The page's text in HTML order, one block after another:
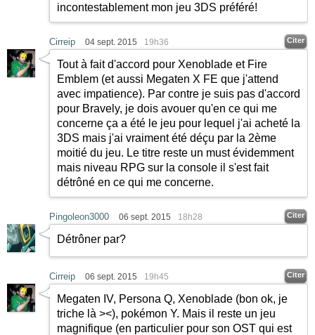
incontestablement mon jeu 3DS préféré!
Cirreip 04 sept. 2015 19h36 Citer
Tout à fait d'accord pour Xenoblade et Fire
Emblem (et aussi Megaten X FE que j'attend
avec impatience). Par contre je suis pas d'accord
pour Bravely, je dois avouer qu'en ce qui me
concerne ça a été le jeu pour lequel j'ai acheté la
3DS mais j'ai vraiment été déçu par la 2ème
moitié du jeu. Le titre reste un must évidemment
mais niveau RPG sur la console il s'est fait
détrôné en ce qui me concerne.
Pingoleon3000 06 sept. 2015 18h28 Citer
Détrôner par?
Cirreip 06 sept. 2015 19h45 Citer
Megaten IV, Persona Q, Xenoblade (bon ok, je
triche là ><), pokémon Y. Mais il reste un jeu
magnifique (en particulier pour son OST qui est